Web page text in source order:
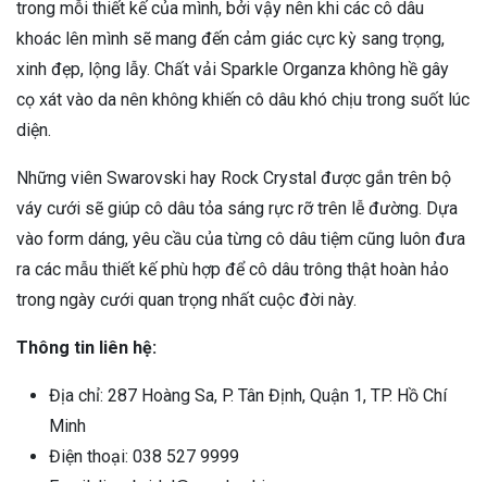
trong mỗi thiết kế của mình, bởi vậy nên khi các cô dâu
khoác lên mình sẽ mang đến cảm giác cực kỳ sang trọng,
xinh đẹp, lộng lẫy. Chất vải Sparkle Organza không hề gây
cọ xát vào da nên không khiến cô dâu khó chịu trong suốt lúc
diện.
Những viên Swarovski hay Rock Crystal được gắn trên bộ
váy cưới sẽ giúp cô dâu tỏa sáng rực rỡ trên lễ đường. Dựa
vào form dáng, yêu cầu của từng cô dâu tiệm cũng luôn đưa
ra các mẫu thiết kế phù hợp để cô dâu trông thật hoàn hảo
trong ngày cưới quan trọng nhất cuộc đời này.
Thông tin liên hệ:
Địa chỉ: 287 Hoàng Sa, P. Tân Định, Quận 1, TP. Hồ Chí
Minh
Điện thoại: 038 527 9999